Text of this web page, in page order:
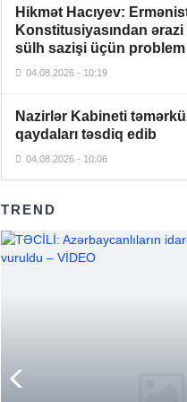
Nikol Paşinyan İlham
edib
Bağçada valideynə tələb –
Ravil Tağıyev
edildi
Sabirabadda
üzlənir – 1 milyon
toxunulmur –
Hikmət Hacıyev:
Konstitusiyasından ərazi
sülh sazişi üçün problem
04.08.2026 - 10:19
Nazirlər Kabineti
qaydaları təsdiq edib
04.08.2026 - 10:06
TREND